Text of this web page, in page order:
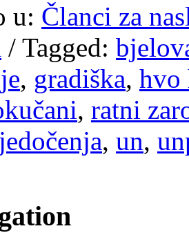
u: Članci za
/ Tagged:
, gradiška, hvo
, ratni
, un,